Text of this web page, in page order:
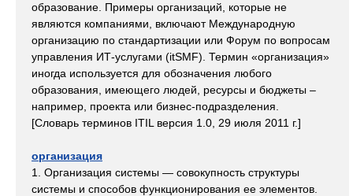
образование. Примеры организаций, которые не
являются компаниями, включают Международную
организацию по стандартизации или Форум по вопросам
управления ИТ-услугами (itSMF). Термин «организация»
иногда используется для обозначения любого
образования, имеющего людей, ресурсы и бюджеты –
например, проекта или бизнес-подразделения.
[Словарь терминов ITIL версия 1.0, 29 июля 2011 г.]
организация
1. Организация системы — совокупность структуры
системы и способов функционирования ее элементов.